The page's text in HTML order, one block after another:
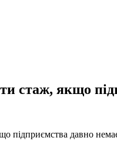
стаж, якщо